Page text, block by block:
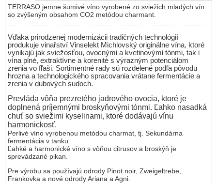
TERRASO jemne šumivé víno vyrobené zo sviežich mladých vín
so zvýšeným obsahom CO2 metódou charmant.
Vďaka prirodzenej modernizácii tradičných technológií
produkuje vinařství Vinselekt Michlovský originálne vína, ktoré
vynikajú jak sviežosťou, ovocnými a kvetinovými tónmi, tak i
vína plné, extraktívne a korenité s výrazným potenciálom
zrenia vo fľaši. Sortimentné rady sú rozdelené podľa pôvodu
hrozna a technologického spracovania vrátane fermentácie a
zrenia v dubových sudoch.
Prevláda vôňa prezretého jadrového ovocia, ktoré je
doplnená príjemnými broskyňovými tónmi. Ľahko nasadká
chuť so sviežimi kyselinami, ktoré dodávajú vínu
harmonickosť.
Perlivé víno vyrobenou metódou charmat, tj. Sekundárna
fermentácia v tanku.
Ľahké a harmonické víno s vôňou citrusov a broskýň je
sprevádzané pikan.
Pre výrobu sa používajú odrody Pinot noir, Zweigeltrebe,
Frankovka a nové odrody Ariana a Agni.